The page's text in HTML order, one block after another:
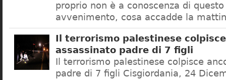
proprio non è a conoscenza di
avvenimento, cosa accadde la
Il terrorismo palestinese
assassinato padre di 7 figli
Il terrorismo palestinese colpisce
padre di 7 figli Cisgiordania, 24